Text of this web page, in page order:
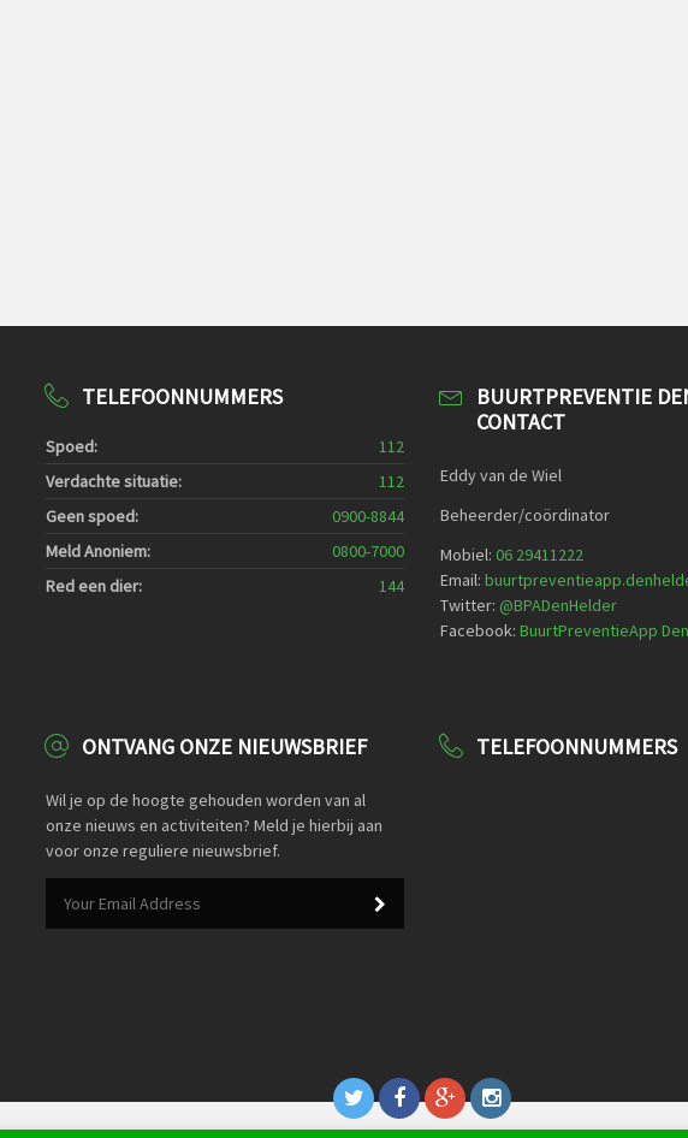
TELEFOONNUMMERS
Spoed:
112
Verdachte situatie:
112
Geen spoed:
0900-8844
Meld Anoniem:
0800-7000
Red een dier:
144
BUURTPREVENTIE
CONTACT
Eddy van de Wiel
Beheerder/coördinator
Mobiel: 06 29411222
Email:
Twitter: @BPADenHelder
Facebook: BuurtPreventieApp
ONTVANG ONZE NIEUWSBRIEF
Wil je op de hoogte gehouden worden van al
onze nieuws en activiteiten? Meld je hierbij aan
voor onze reguliere nieuwsbrief.
TELEFOONNUMMERS